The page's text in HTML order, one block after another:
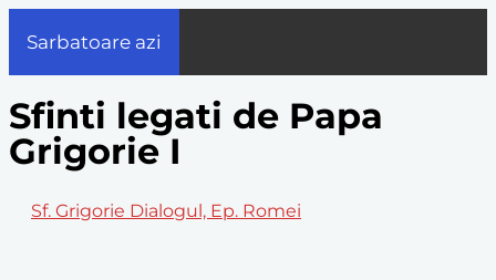
Sarbatoare azi
Sfinti legati de Papa
Grigorie I
Sf. Grigorie Dialogul, Ep. Romei